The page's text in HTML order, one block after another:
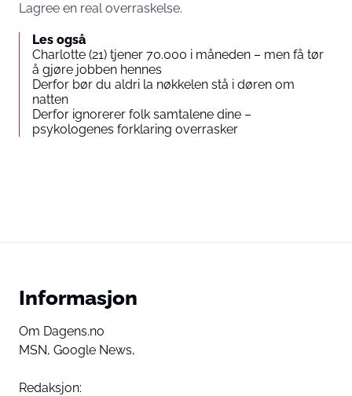
Lagree en real overraskelse.
Les også
Charlotte (21) tjener 70.000 i måneden – men få tør
å gjøre jobben hennes
Derfor bør du aldri la nøkkelen stå i døren om
natten
Derfor ignorerer folk samtalene dine –
psykologenes forklaring overrasker
Informasjon
Om Dagens.no
MSN, Google News,
Redaksjon: